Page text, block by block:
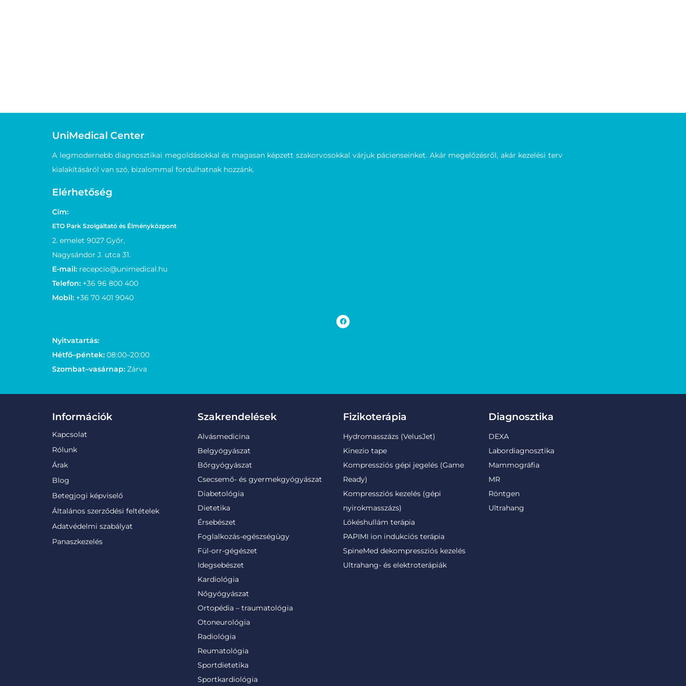
UniMedical Center
A legmodernebb diagnosztikai megoldásokkal és magasan képzett szakorvosokkal várjuk pácienseinket. Akár megelőzésről, akár kezelési terv
kialakításáról van szó, bizalommal fordulhatnak hozzánk.
Elérhetőség
Cím:
ETO Park Szolgáltató és Élményközpont
2. emelet 9027 Győr,
Nagysándor J. utca 31.
E-mail: recepcio@unimedical.hu
Telefon: +36 96 800 400
Mobil: +36 70 401 9040
Nyitvatartás:
Hétfő–péntek: 08:00–20:00
Szombat–vasárnap: Zárva
Információk
Kapcsolat
Rólunk
Árak
Blog
Betegjogi képviselő
Általános szerződési feltételek
Adatvédelmi szabályat
Panaszkezelés
Szakrendelések
Alvásmedicina
Belgyógyászat
Bőrgyógyászat
Csecsemő- és gyermekgyógyászat
Diabetológia
Dietetika
Érsebészet
Foglalkozás-egészségügy
Fül-orr-gégészet
Idegsebészet
Kardiológia
Nőgyógyászat
Ortopédia – traumatológia
Otoneurológia
Radiológia
Reumatológia
Sportdietetika
Sportkardiológia
Fizikoterápia
Hydromasszázs (VelusJet)
Kinezio tape
Kompressziós gépi jegelés (Game
Ready)
Kompressziós kezelés (gépi
nyirokmasszázs)
Lökéshullám terápia
PAPIMI ion indukciós terápia
SpineMed dekompressziós kezelés
Ultrahang- és elektroterápiák
Diagnosztika
DEXA
Labordiagnosztika
Mammográfia
MR
Röntgen
Ultrahang